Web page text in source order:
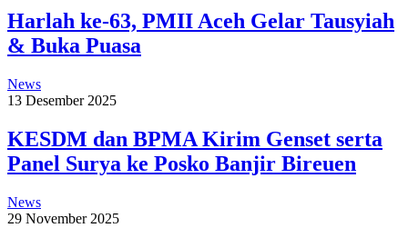
Harlah ke-63, PMII Aceh Gelar Tausyiah
& Buka Puasa
News
13 Desember 2025
KESDM dan BPMA Kirim Genset serta
Panel Surya ke Posko Banjir Bireuen
News
29 November 2025